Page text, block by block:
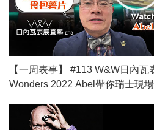
【一周表事】 #113 W&W日內
Wonders 2022 Abel帶你瑞士現場